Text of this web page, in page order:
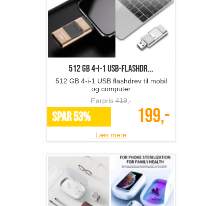
512 GB 4-i-1 USB-flashdr...
512 GB 4-i-1 USB flashdrev til mobil
og computer
Førpris419,-
SPAR 53% 199,-
Læs mere